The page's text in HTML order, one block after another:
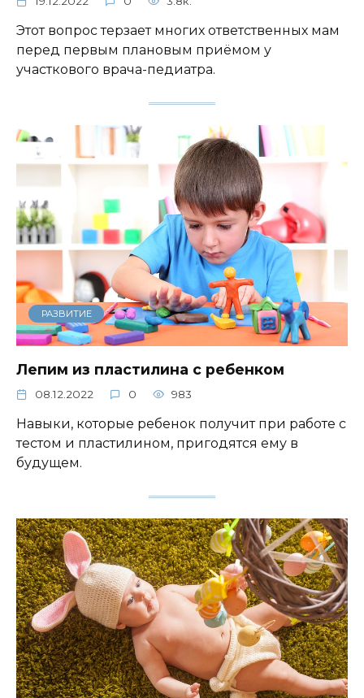
Этот вопрос терзает многих ответственных мам
перед первым плановым приёмом у
участкового врача-педиатра.
РАЗВИТИЕ
Лепим из пластилина с ребенком
08.12.2022 0 983
Навыки, которые ребенок получит при работе с
тестом и пластилином, пригодятся ему в
будущем.